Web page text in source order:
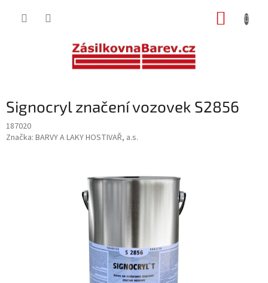
Signocryl značení vozovek S2856
187020
Značka: BARVY A LAKY HOSTIVAŘ, a.s.